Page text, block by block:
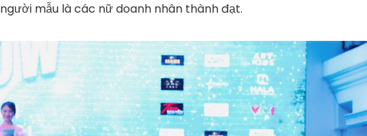
mẫu là các nữ doanh nhân thành đạt.